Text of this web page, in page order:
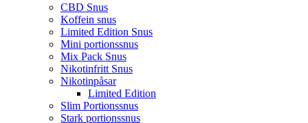
CBD Snus
Koffein snus
Limited Edition Snus
Mini portionssnus
Mix Pack Snus
Nikotinfritt Snus
Nikotinpåsar
Limited Edition
Slim Portionssnus
Stark portionssnus